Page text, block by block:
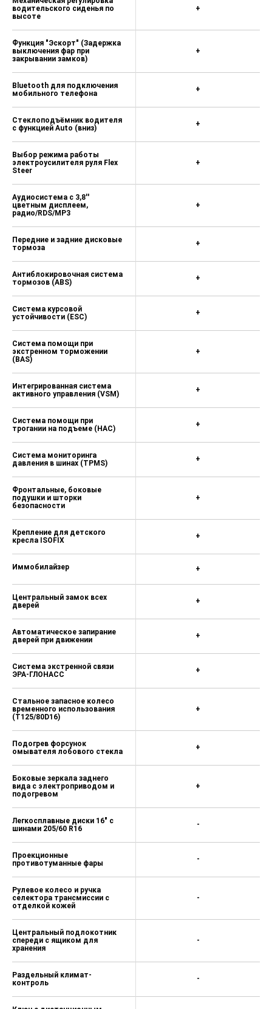
водительского сиденья по
высоте
Функция "Эскорт" (Задержка
выключения фар при
закрывании замков)
Bluetooth для подключения
мобильного телефона
Cтеклоподъёмник водителя
с функцией Auto (вниз)
Выбор режима работы
электроусилителя руля Flex
Steer
Аудиосистема с 3,8''
цветным дисплеем,
радио/RDS/MP3
Передние и задние дисковые
тормоза
Антиблокировочная система
тормозов (ABS)
Система курсовой
устойчивости (ESC)
Система помощи при
экстренном торможении
(BAS)
Интегрированная система
активного управления (VSM)
Система помощи при
трогании на подъеме (HAC)
Система мониторинга
давления в шинах (TPMS)
Фронтальные, боковые
подушки и шторки
безопасности
Крепление для детского
кресла ISOFIX
Иммобилайзер
Центральный замок всех
дверей
Автоматическое запирание
дверей при движении
Система экстренной связи
ЭРА-ГЛОНАСС
Стальное запасное колесо
временного использования
(T125/80D16)
Подогрев форсунок
омывателя лобового стекла
Боковые зеркала заднего
вида с электроприводом и
подогревом
Легкосплавные диски 16" с
шинами 205/60 R16
Проекционные
противотуманные фары
Рулевое колесо и ручка
селектора трансмиссии с
отделкой кожей
Центральный подлокотник
спереди с ящиком для
хранения
Раздельный климат-
контроль
+
+
+
+
+
+
+
+
+
+
+
+
+
+
+
+
+
+
+
+
+
+
-
-
-
-
-